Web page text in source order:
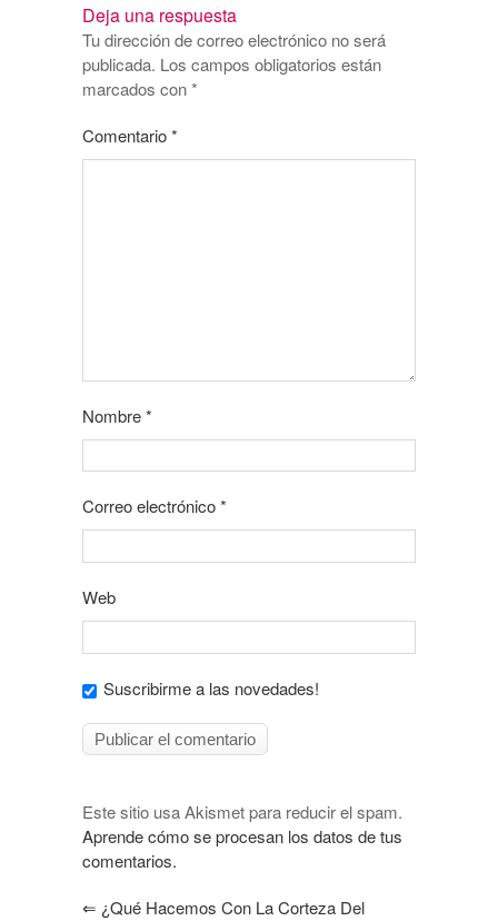
Deja una respuesta
Tu dirección de correo electrónico no será
publicada. Los campos obligatorios están
marcados con*
Comentario*
Nombre*
Correo electrónico*
Web
Suscribirme a las novedades!
Este sitio usa Akismet para reducir el spam.
Aprende cómo se procesan los datos de tus
comentarios.
⇐ ¿Qué Hacemos Con La Corteza Del